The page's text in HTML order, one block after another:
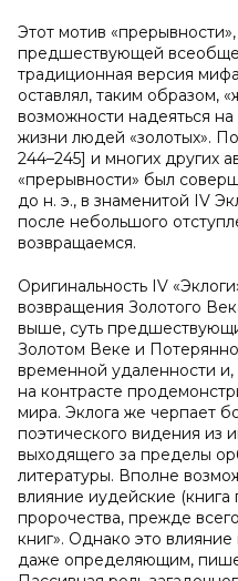
Этот мотив
предшествующей
традиционная версия
оставлял, таким образом,
возможности надеяться
жизни людей «золотых».
244–245] и многих других
«прерывности» был
до н. э., в знаменитой IV
после небольшого
возвращаемся.
Оригинальность IV
возвращения Золотого
выше, суть
Золотом Веке и
временной удаленности
на контрасте
мира. Эклога же черпает
поэтического видения из
выходящего за пределы
литературы. Вполне
влияние иудейские
пророчества, прежде
книг». Однако это
даже определяющим,